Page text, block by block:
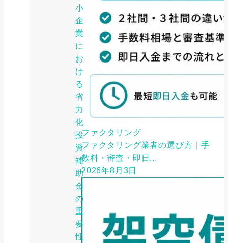
小
企
業
に
お
け
る
省
力
化
投
資
補
助
金
の
重
要
性
ファクタリング
ファクタリング業者の選び方｜手
数料・審査・即日...
2026年8月3日